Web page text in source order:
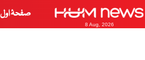
8 Aug, 2026
صفحۂ اول